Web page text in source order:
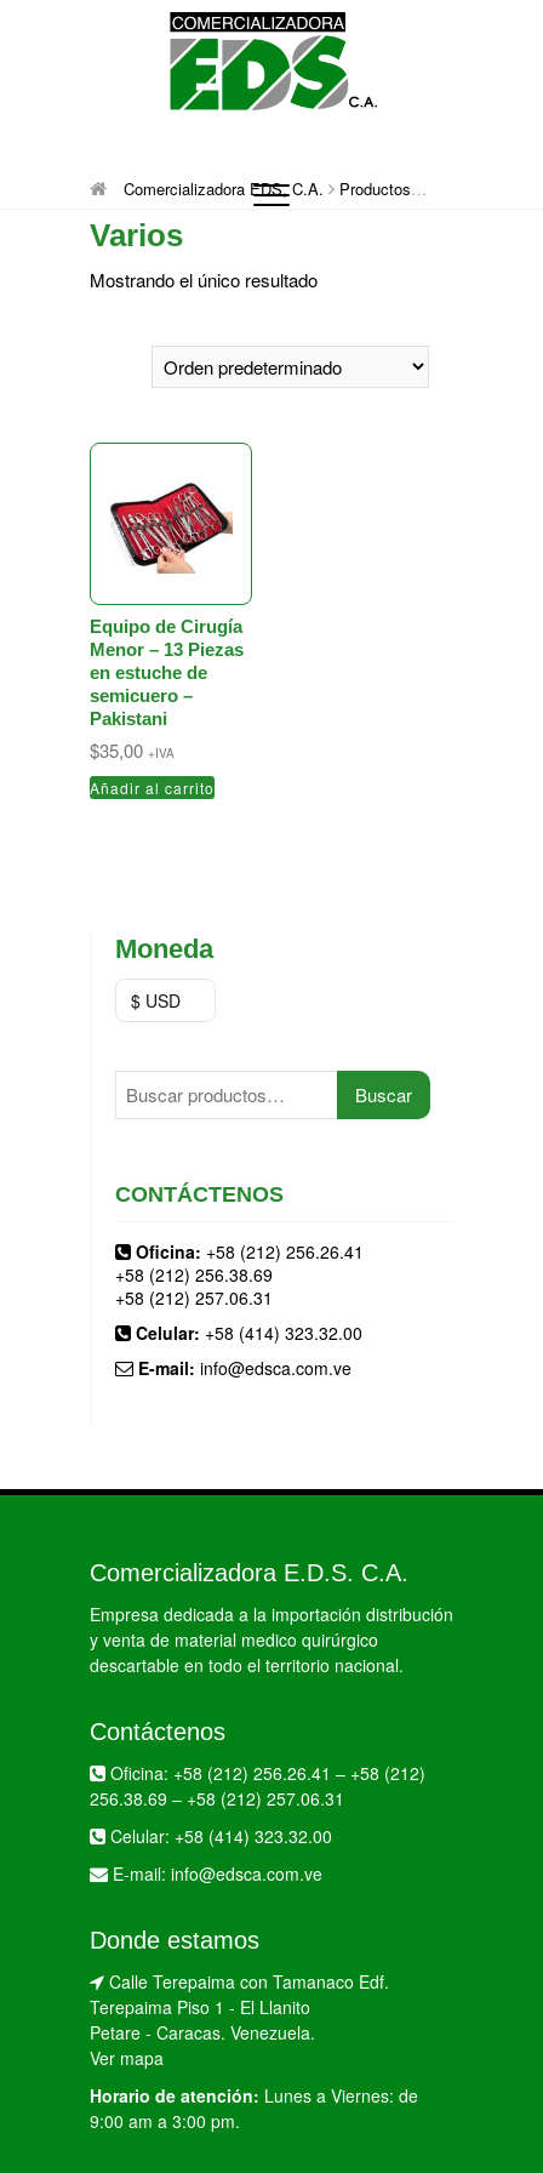
Comercializadora
EDS, C.A.
QUIRÚRGICO DESCARTABLE
Comercializadora EDS, C.A. Productos
Varios
Mostrando el único resultado
Equipo de Cirugía
Menor – 13 Piezas
en estuche de
semicuero –
Pakistani
$35,00 +IVA
Añadir al carrito
Moneda
$ USD
por:Buscar
CONTÁCTENOS
Oficina: +58 (212) 256.26.41
+58 (212) 256.38.69
+58 (212) 257.06.31
Celular: +58 (414) 323.32.00
E-mail: info@edsca.com.ve
Comercializadora E.D.S. C.A.
Empresa dedicada a la importación distribución
y venta de material medico quirúrgico
descartable en todo el territorio nacional.
Contáctenos
Oficina: +58 (212) 256.26.41 – +58 (212)
256.38.69 – +58 (212) 257.06.31
Celular: +58 (414) 323.32.00
E-mail: info@edsca.com.ve
Donde estamos
Calle Terepaima con Tamanaco Edf.
Terepaima Piso 1 - El Llanito
Petare - Caracas. Venezuela.
Ver mapa
Horario de atención: Lunes a Viernes: de
9:00 am a 3:00 pm.